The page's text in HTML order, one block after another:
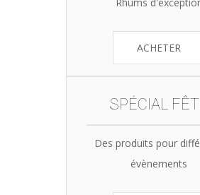
Rhums
ACHETER
SPÉCIAL
Des produits pour
évènements